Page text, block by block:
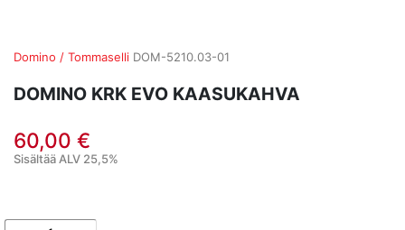
Domino / Tommaselli DOM-5210.03-01
DOMINO KRK EVO KAASUKAHVA
60,00 €
Sisältää ALV 25,5%